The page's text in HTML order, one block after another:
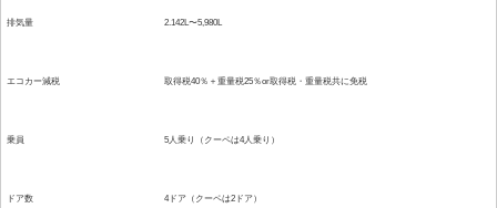
排気量 2.142L〜5,980L
エコカー減税 取得税40％＋重量税25％or取得税・重量税共に免税
乗員 5人乗り（クーペは4人乗り）
ドア数 4ドア（クーペは2ドア）